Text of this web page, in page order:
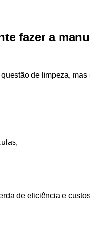
fazer a
de limpeza,
de eficiência e